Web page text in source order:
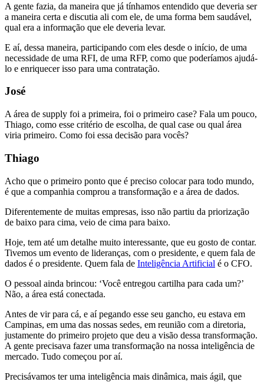
A gente fazia, da maneira que já tínhamos entendido que deveria ser
a maneira certa e discutia ali com ele, de uma forma bem saudável,
qual era a informação que ele deveria levar.
E aí, dessa maneira, participando com eles desde o início, de uma
necessidade de uma RFI, de uma RFP, como que poderíamos ajudá-
lo e enriquecer isso para uma contratação.
José
A área de supply foi a primeira, foi o primeiro case? Fala um pouco,
Thiago, como esse critério de escolha, de qual case ou qual área
viria primeiro. Como foi essa decisão para vocês?
Thiago
Acho que o primeiro ponto que é preciso colocar para todo mundo,
é que a companhia comprou a transformação e a área de dados.
Diferentemente de muitas empresas, isso não partiu da priorização
de baixo para cima, veio de cima para baixo.
Hoje, tem até um detalhe muito interessante, que eu gosto de contar.
Tivemos um evento de lideranças, com o presidente, e quem fala de
dados é o presidente. Quem fala de Inteligência Artificial é o CFO.
O pessoal ainda brincou: ‘Você entregou cartilha para cada um?’
Não, a área está conectada.
Antes de vir para cá, e aí pegando esse seu gancho, eu estava em
Campinas, em uma das nossas sedes, em reunião com a diretoria,
justamente do primeiro projeto que deu a visão dessa transformação.
A gente precisava fazer uma transformação na nossa inteligência de
mercado. Tudo começou por aí.
Precisávamos ter uma inteligência mais dinâmica, mais ágil, que